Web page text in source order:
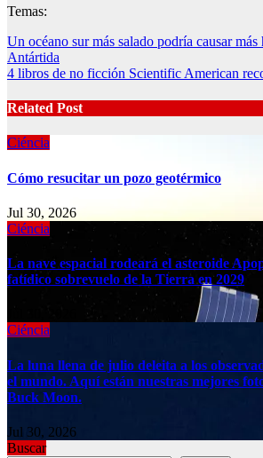
Temas:
Post
navigation
Un océano sur más salado podría causar
Antártida
4 libros de no ficción Scientific American
Related Post
Ciéncia
Cómo resucitar un pozo geotérmico
Jul 30, 2026
Ciéncia
La nave espacial rodeará el asteroide
fatídico sobrevuelo de la Tierra en 2029
Ciéncia
La luna llena de julio deleita a los
el mundo. Aquí están nuestras mejores
Buck Moon.
Jul 30, 2026
Buscar